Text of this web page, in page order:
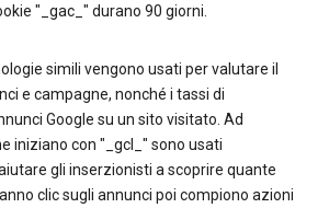
"_gac_" durano 90 giorni.
simili vengono usati per valutare il
e campagne, nonché i tassi di
Google su un sito visitato. Ad
iniziano con "_gcl_" sono usati
gli inserzionisti a scoprire quante
clic sugli annunci poi compiono azioni